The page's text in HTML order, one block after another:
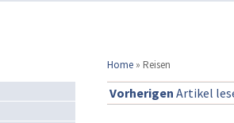
Home » Reisen
Vorherigen Artikel